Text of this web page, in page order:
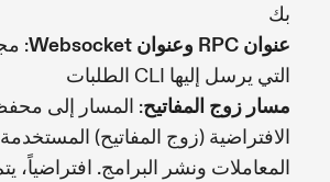
بك
عنوان RPC وعنوان Websocket
:
التي يرسل إليها CLI الطلبات
مسار زوج المفاتيح: المسار إلى
الافتراضية (زوج المفاتيح)
المعاملات ونشر البرامج. افتراضياً،